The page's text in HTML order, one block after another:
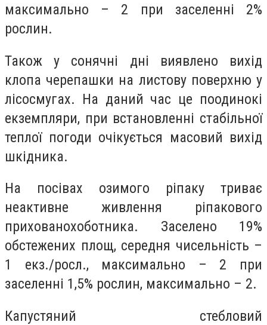
максимально – 2 при заселенні 2%
рослин.
Також у сонячні дні виявлено вихід
клопа черепашки на листову поверхню у
лісосмугах. На даний час це поодинокі
екземпляри, при встановленні стабільної
теплої погоди очікується масовий вихід
шкідника.
На посівах озимого ріпаку триває
неактивне живлення ріпакового
прихованохоботника. Заселено 19%
обстежених площ, середня чисельність –
1 екз./росл., максимально – 2 при
заселенні 1,5% рослин, максимально – 2.
Капустяний стебловий